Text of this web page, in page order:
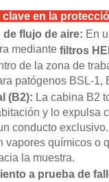
clave en la
de flujo de aire: En
mediante filtros
de la zona de
patógenos BSL-1,
(B2): La cabina B2
y lo expulsa
conducto
vapores químicos o
la muestra.
a prueba de